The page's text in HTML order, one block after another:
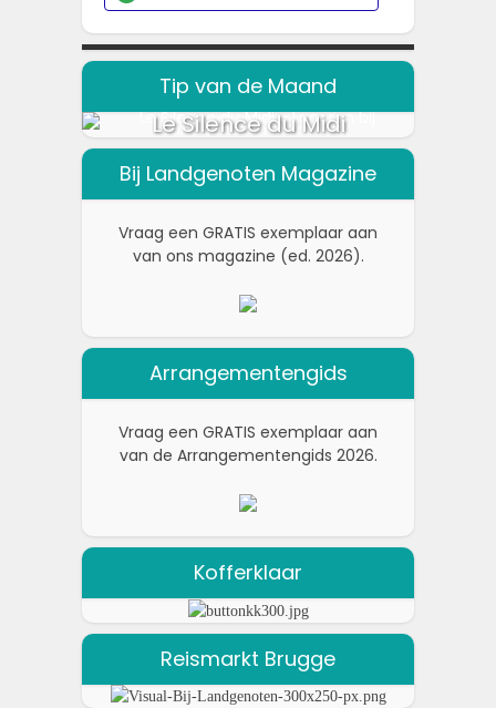
Tip van de Maand
Le Silence du Midi
Bij Landgenoten Magazine
Vraag een GRATIS exemplaar aan
van ons magazine (ed. 2026).
Arrangementengids
Vraag een GRATIS exemplaar aan
van de Arrangementengids 2026.
Kofferklaar
Reismarkt Brugge